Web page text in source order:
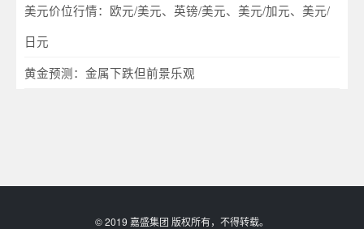
美元价位行情：欧元/美元、英镑/美元、美元/加元、美元/
日元
黄金预测：金属下跌但前景乐观
© 2019 嘉盛集团 版权所有，不得转载。